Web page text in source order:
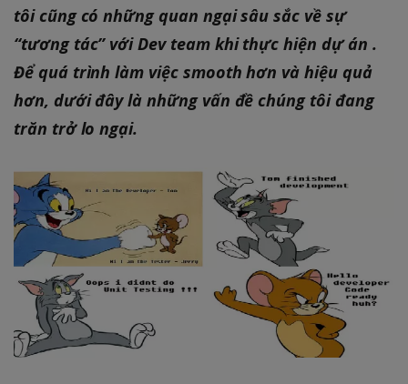
tôi cũng có những quan ngại sâu sắc về sự
“tương tác” với Dev team khi thực hiện dự án .
Để quá trình làm việc smooth hơn và hiệu quả
hơn, dưới đây là những vấn đề chúng tôi đang
trăn trở lo ngại.